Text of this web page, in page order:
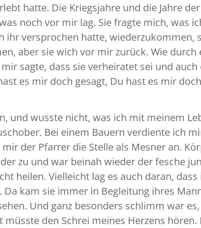
hatte. Die Kriegsjahre und die Jahre
noch vor mir lag. Sie fragte mich, was
ihr versprochen hatte, wiederzukommen,
aber sie wich vor mir zurück. Wie durch
sagte, dass sie verheiratet sei und auch
es mir doch gesagt, Du hast es mir
und wusste nicht, was ich mit meinem
Bei einem Bauern verdiente ich
der Pfarrer die Stelle als Mesner an.
zu und war beinah wieder der fesche
heilen. Vielleicht lag es auch daran,
kam sie immer in Begleitung ihres
Und ganz besonders schlimm war
den Schrei meines Herzens